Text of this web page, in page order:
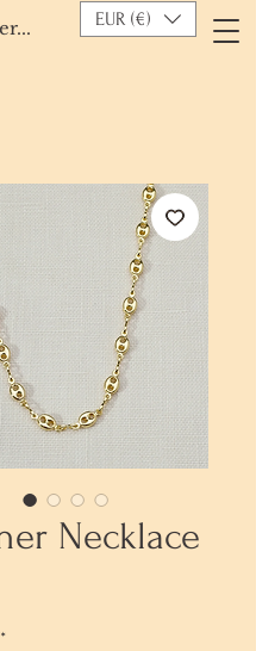
EUR (€)
Necklace
*